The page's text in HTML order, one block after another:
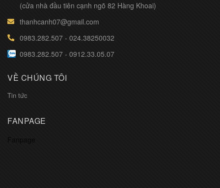
(cửa nhà đầu tiên cạnh ngõ 82 Hàng Khoai)
thanhcanh07@gmail.com
0983.282.507 - 024.38250032
0983.282.507 - 0912.33.05.07
VỀ CHÚNG TÔI
Tin tức
FANPAGE